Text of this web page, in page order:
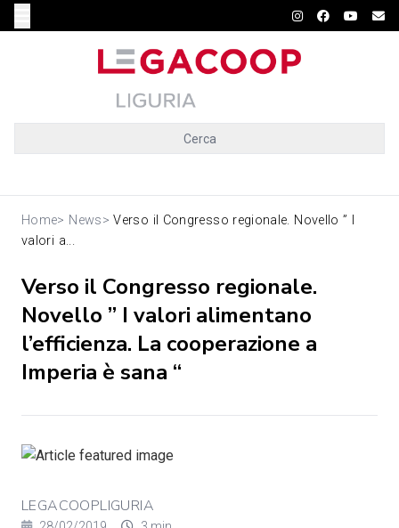
Cerca
Home> News> Verso il Congresso regionale. Novello ” I
valori a...
Verso il Congresso regionale.
Novello ” I valori alimentano
l’efficienza. La cooperazione a
Imperia è sana “
LEGACOOPLIGURIA